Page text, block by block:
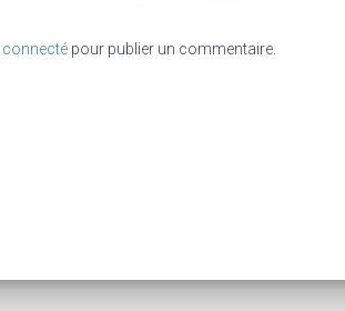
connecté pour publier un commentaire.